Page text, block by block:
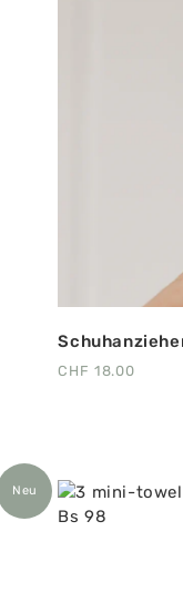
CHF 18.00
Neu